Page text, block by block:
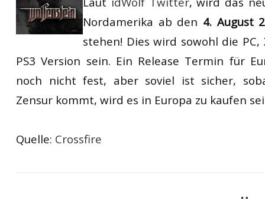
ET:QW Movies
DB Misc
DB Movies
Wolfenstein Movies
ET Scene
ET:QW Scene
DB Scene
General News
Game News
Game Movies
Nordamerika ab den 4. August
stehen! Dies wird sowohl die PC,
PS3 Version sein. Ein Release Termin für
noch nicht fest, aber soviel ist sicher,
Zensur kommt, wird es in Europa zu kaufen
Quelle: Crossfire